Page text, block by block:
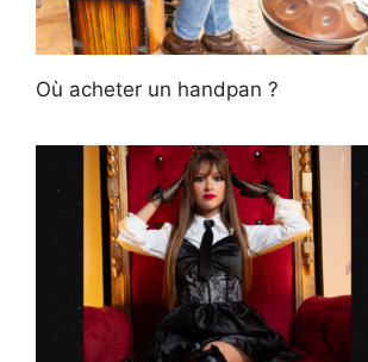
Où acheter un handpan ?